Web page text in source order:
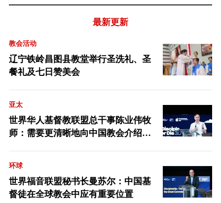
最新更新
教会活动
辽宁铁岭昌图县教堂举行圣洗礼、圣
餐礼及七日赞美会
亚太
世界华人基督教联盟总干事陈业伟牧
师：需要更清晰地向中国教会介绍福
环球
世界福音联盟秘书长曼苏尔：中国基
督徒在全球教会中应有重要位置